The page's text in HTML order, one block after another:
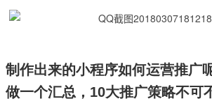
制作出来的小程序如何运营推广
做一个汇总，10大推广策略不可